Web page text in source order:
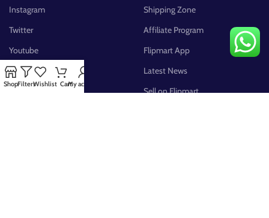
Instagram
Twitter
Youtube
Pinterest
FB Group
Shipping Zone
Affiliate Program
Flipmart App
Latest News
Sell on Flipmart
ShopFiltersWishlist CartMy account